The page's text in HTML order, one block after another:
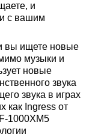
и
с вашим
вы ищете новые
музыки и
новые
звука
звука в играх
как Ingress от
1000XM5